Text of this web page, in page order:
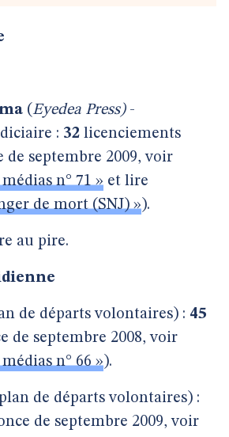
(Eyedea Press) -
: 32 licenciements
de septembre 2009, voir
n° 71 » et lire
de mort (SNJ) »).
au pire.
de départs volontaires) : 45
de septembre 2008, voir
n° 66 »).
de départs volontaires) :
de septembre 2009, voir